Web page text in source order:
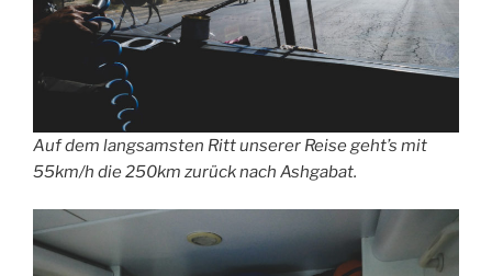
Auf dem langsamsten Ritt unserer Reise geht’s mit
55km/h die 250km zurück nach Ashgabat.